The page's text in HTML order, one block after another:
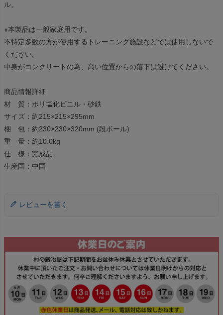
ル。
※本製品は一般家庭用です。
不特定多数の方が使用するトレーニング施設などでは使用しないで
ください。
中身がコンクリートの為、高い位置からの落下は避けてください。
商品情報詳細
材 質：ポリ塩化ビニル・砂鉄
サイズ：約215×215×295mm
梱 包：約230×230×320mm (段ボール)
重 量：約10.0kg
仕 様：完成品
生産国：中国
レビューを書く